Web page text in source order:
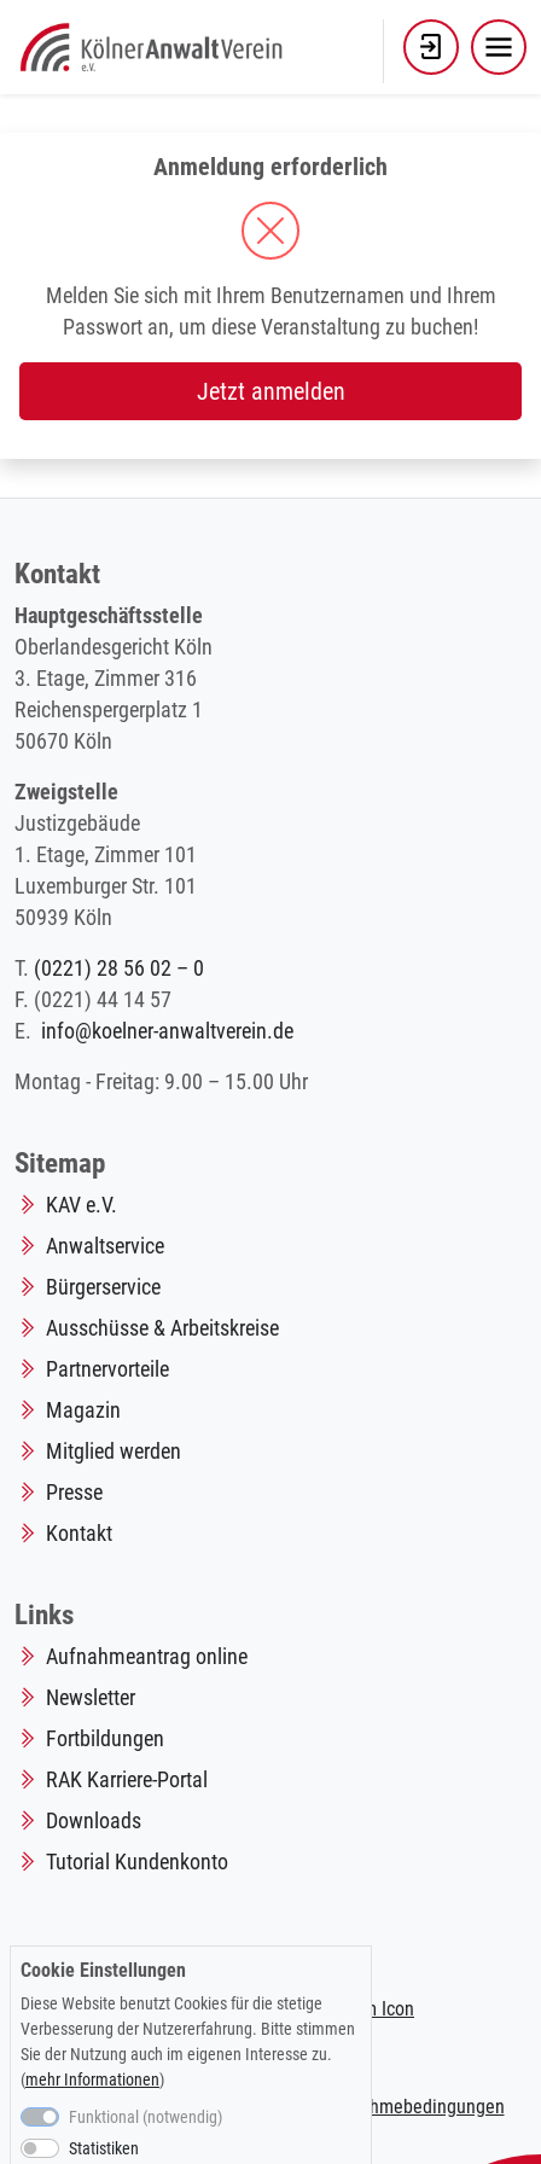
content
Anmeldung erforderlich
Melden Sie sich mit Ihrem Benutzernamen und Ihrem
Passwort an, um diese Veranstaltung zu buchen!
Jetzt anmelden
Kontakt
Hauptgeschäftsstelle
Oberlandesgericht Köln
3. Etage, Zimmer 316
Reichenspergerplatz 1
50670 Köln
Zweigstelle
Justizgebäude
1. Etage, Zimmer 101
Luxemburger Str. 101
50939 Köln
T. (0221) 28 56 02 – 0
F. (0221) 44 14 57
E. info@koelner-anwaltverein.de
Montag - Freitag: 9.00 – 15.00 Uhr
Sitemap
KAV e.V.
Anwaltservice
Bürgerservice
Ausschüsse & Arbeitskreise
Partnervorteile
Magazin
Mitglied werden
Presse
Kontakt
Links
Aufnahmeantrag online
Newsletter
Fortbildungen
RAK Karriere-Portal
Downloads
Tutorial Kundenkonto
Impressum |Datenschutzerklärung Teilnahmebedingungen
Cookie Einstellungen
Diese Website benutzt Cookies für die stetige
Verbesserung der Nutzererfahrung. Bitte stimmen
Sie der Nutzung auch im eigenen Interesse zu.
(mehr Informationen)
Funktional (notwendig)
Statistiken